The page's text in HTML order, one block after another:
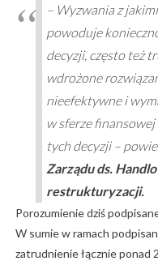
– Wyzwania z
powoduje
decyzji, często też
wdrożone
nieefektywne i
w sferze
tych decyzji–
Zarządu ds.
restrukturyzacji.
Porozumienie dziś
W sumie w ramach
zatrudnienie łącznie ponad